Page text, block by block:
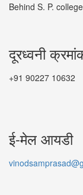
Behind S. P.
दूरध्वनी
+91 90227 10632
ई-मेल आयडी